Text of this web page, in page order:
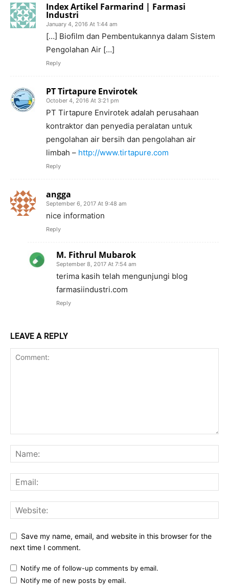
Index Artikel Farmarind | Farmasi
Industri
January 4, 2016 At 1:44 am
[…] Biofilm dan Pembentukannya dalam Sistem
Pengolahan Air […]
Reply
PT Tirtapure Envirotek
October 4, 2016 At 3:21 pm
PT Tirtapure Envirotek adalah perusahaan
kontraktor dan penyedia peralatan untuk
pengolahan air bersih dan pengolahan air
limbah – http://www.tirtapure.com
Reply
angga
September 6, 2017 At 9:48 am
nice information
Reply
M. Fithrul Mubarok
September 8, 2017 At 7:54 am
terima kasih telah mengunjungi blog
farmasiindustri.com
Reply
LEAVE A REPLY
Save my name, email, and website in this browser for the
next time I comment.
Notify me of follow-up comments by email.
Notify me of new posts by email.